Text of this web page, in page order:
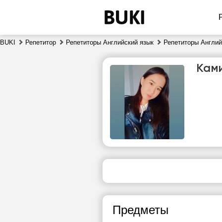
BUKI Репетитор Репетиторы Английский язык Репетиторы
Предметы
сб
8
свободных